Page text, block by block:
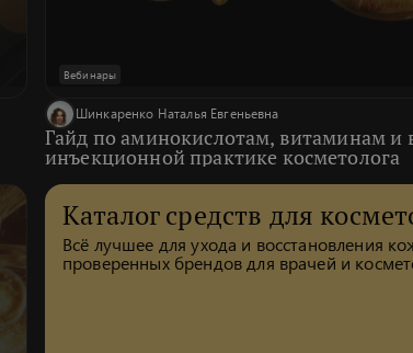
Вебинары
Шинкаренко Наталья Евгеньевна
Гайд по аминокислотам, витаминам
инъекционной практике косметолога
Каталог средств для
Всё лучшее для ухода и восстановления
проверенных брендов для врачей и